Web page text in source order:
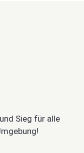
Sieg für alle